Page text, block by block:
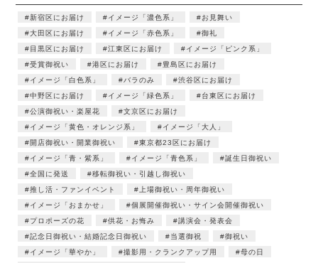
新宿区にお届け イメージ「濃色系」
お見舞い
大田区にお届け
イメージ「赤色系」
御礼
目黒区にお届け
江東区にお届け
イメージ「ピンク系」
受賞御祝い
港区にお届け
豊島区にお届け
イメージ「白色系」
バラのみ
渋谷区にお届け
中野区にお届け
イメージ「緑色系」
台東区にお届け
公演御祝い・楽屋花
文京区にお届け
イメージ「黄色・オレンジ系」
イメージ「大人」
開店御祝い・開業御祝い
東京都23区にお届け
イメージ「青・紫系」
イメージ「青色系」
誕生日御祝い
全国に発送
移転御祝い・引越し御祝い
推し活・ファンイベント
上場御祝い・周年御祝い
イメージ「おまかせ」
個展開催御祝い・サイン会開催御祝い
プロポーズの花
供花・お悔み
講演会・発表会
記念日御祝い・結婚記念日御祝い
当選御祝
御祝い
イメージ「華やか」
撮影用・クランクアップ用
母の日